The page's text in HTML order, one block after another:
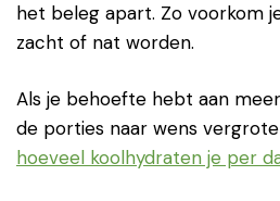
het beleg apart. Zo voorkom
zacht of nat worden.
Als je behoefte hebt aan
de porties naar wens
hoeveel koolhydraten je per